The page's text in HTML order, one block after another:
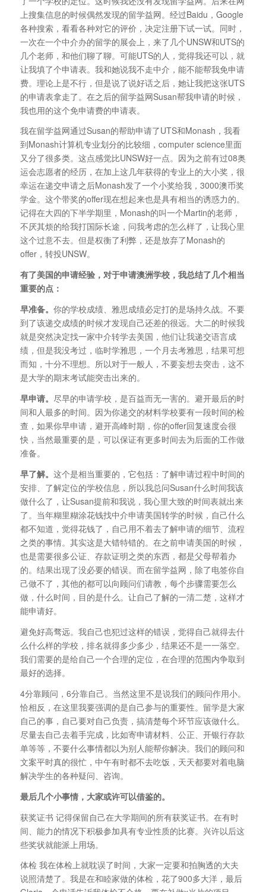
上搜集信息的时候偶然发现的留学益网。经过Baidu，Google
各种搜索，看看各种对它的评价，决定注册下试一试。同时，
一次在一个中介办的留学的展会上，来了几个UNSW和UTS的
几个老师，和他们聊了聊。可能UTS的人，觉得我还可以，就
让我填了个申请表。我和她说我不走中介，能不能帮我免申请
费。理论上是不行，但是说了说好话之后，她让我把这张UTS
的申请表拿走了。在之后的留学益网Susan帮我申请的时候，
我也用的这个免申请费的申请表。
我在留学益网通过Susan的帮助申请了UTS和Monash，我看
到Monash计算机专业划分的比较细，computer science里面
又分了很多类。这点感觉比UNSW好一点。因为之前有过08奥
运会志愿者的经历，在加上这几年获得的专业上的大小奖，很
幸运在递交申请之后Monash发了一个小奖给我，3000澳币奖
学金。这个带奖的offer现在想起来也是具有相当的诱惑力的。
记得在大四的下半学期里，Monash的叫一个Martin的老师，
不厌其烦的给我打国际长途，问我考虑的怎么样了，让我心里
这个过意不去。但是权衡了利弊，还是放弃了Monash的
offer，转投UNSW。
有了美国的申请经验，对于申请澳洲学校，我总结了几个相当
重要的点：
早准备。 你的学校成绩、雅思成绩必定打的是场持久战。不要
到了该递交成绩的时候才发现自己还差的很远。大二的时候我
就是突然决定找一家中介转学去美国，他们让我递交语言成
绩，但是我没考过，临时学雅思，一个月去考雅思，结果可想
而知，十分不理想。所以对于一般人，不要妄想去突击，这不
是大学的期末考试能突击出来的。
早申请。 尽早的申请学校，是百益而无一害的。避开最后的时
间和人最多的时间。因为你递交的材料学校要有一段时间的检
查，如果你早申请，避开高峰时期，你的offer回复速度会很
快，当然最重要的是，可以保证有更多时间去为后面的工作做
准备。
早了解。 这个是相当重要的，它包括：了解申请过程中时间的
安排、了解定位的学校信息，所以我总问Susan什么时间我该
做什么了，让Susan提前和我说，我心里大致的时间表就出来
了。当年糊里糊涂花钱找中介申请美国转学的时候，自己什么
都不知道，觉得花钱了，自己用不着去了解申请的细节、流程
之类的事情。其实这是大错特错的。在之前申请美国的时候，
也是需要很多公证、存款证明之类的东西，都是父母帮着办
的。结果出现了没必要的错误。而在留学益网，除了电签你自
己做不了，其他的都可以向顾问们请教，每个步骤需要怎么
做，什么时间，目的是什么。让自己了解的一清二楚，这样才
能申请好。
避免好高骛远。我自己也犯过这样的错误，觉得自己就得去什
么什么样的学校，排名就得多少多少，结果还不是一一落空。
我们需要的是给自己一个合理的定位，在合理的范围内争取到
最好的选择。
4分靠顾问，6分靠自己。当然这里不是说我们的顾问作用小。
恰相反，在这里我要强调的是自己参与的重要性。留学是大家
自己的事，自己要对自己负责，搞清楚每个环节应该做什么。
尽量去自己去着手完成，比如寄申请材料、公正、开银行存款
单等等，不要什么事情都以为别人能帮你解决。我们的顾问和
文案平时真的很忙，中午有时都不去吃饭，天天都要对着电脑
解决学生的各种疑问、咨询。
最后几个小事情，大家或许可以借鉴的。
获奖证书 记得保留自己在大学期间的所有获奖证书。在有时
间、能力的情况下积极参加具有专业性质的比赛。兴许以后这
些奖状就能派上用场。
体检 我在体检上就耽误了时间，大家一定要和拍胸透的大夫
说照清楚了。我是在和睦家做的体检，花了900多大洋，最后